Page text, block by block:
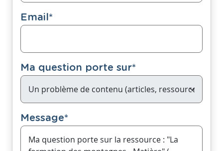
Email*
Ma question porte sur*
Message*